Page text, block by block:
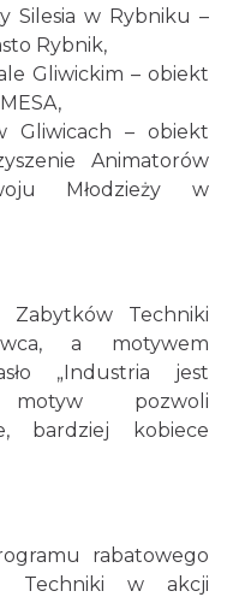
Silesia w Rybniku –
Rybnik,
Gliwickim – obiekt
Gliwicach – obiekt
Animatorów
Młodzieży w
Techniki
a motywem
„Industria jest
motyw pozwoli
bardziej kobiece
rabatowego
Techniki w akcji